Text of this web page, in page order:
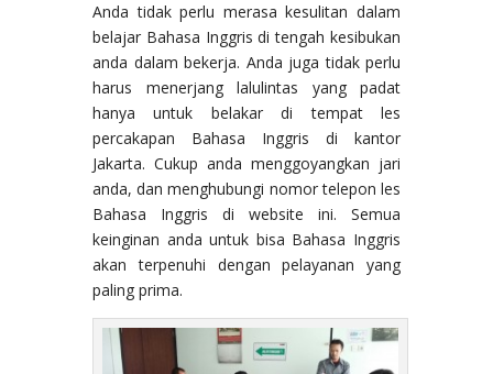
Anda tidak perlu merasa kesulitan dalam
belajar Bahasa Inggris di tengah kesibukan
anda dalam bekerja. Anda juga tidak perlu
harus menerjang lalulintas yang padat
hanya untuk belakar di tempat les
percakapan Bahasa Inggris di kantor
Jakarta. Cukup anda menggoyangkan jari
anda, dan menghubungi nomor telepon les
Bahasa Inggris di website ini. Semua
keinginan anda untuk bisa Bahasa Inggris
akan terpenuhi dengan pelayanan yang
paling prima.